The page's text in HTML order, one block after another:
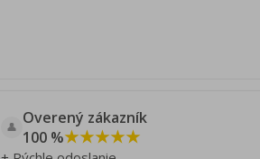
👤 Overený zákazník
100 %★★★★★